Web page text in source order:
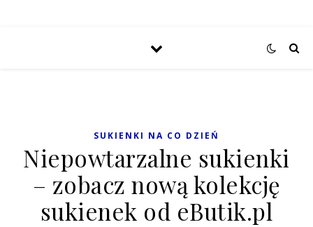
SUKIENKI NA CO DZIEŃ
Niepowtarzalne sukienki
– zobacz nową kolekcję
sukienek od eButik.pl